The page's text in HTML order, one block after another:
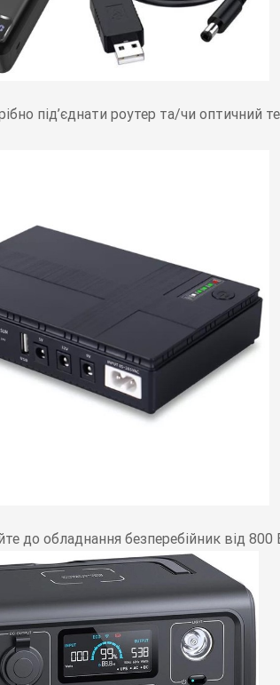
під’єднати роутер та/чи оптичний
до обладнання безперебійник від 800